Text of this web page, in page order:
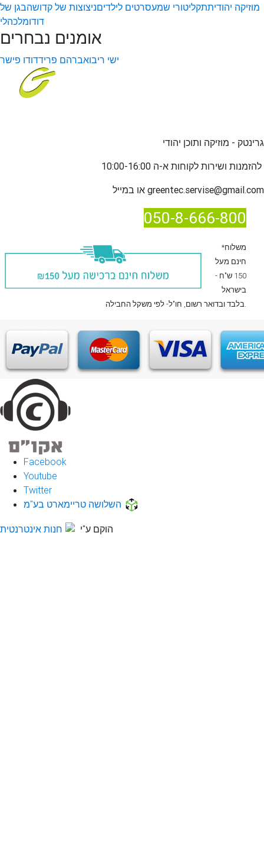
מוזיקה יהודיתתקליטורי שמעסרטים לילדיםניצוצות של קדושהבגן של
דודומלכהלי
אומנים נבחרים
ישי ריבואברהם פרידדודו פישר
גרינטק - מוזיקה ותוכן יהודי
להזמנות ו
greentec.servise@gmail.com
050-8-666-800
*משלוח
חינם מעל
150 ש"ח -
בישראל
בלבדובדואר רשום , חו"ל- לפי משקל החבילה.
Facebook
Youtube
Twitter
השלושה טריימארט בע"מ
הוקם ע"י חנות אינטרנטית